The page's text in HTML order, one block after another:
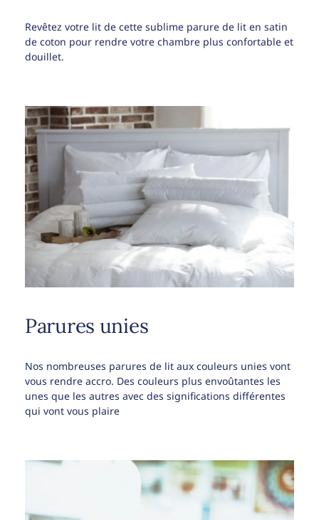
Revêtez votre lit de cette sublime parure de lit en satin
de coton pour rendre votre chambre plus confortable et
douillet.
Parures unies
Nos nombreuses parures de lit aux couleurs unies vont
vous rendre accro. Des couleurs plus envoûtantes les
unes que les autres avec des significations différentes
qui vont vous plaire